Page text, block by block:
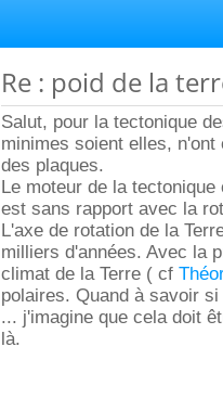
Re : poid de la
Salut, pour la tectonique
minimes soient elles,
des plaques.
Le moteur de la
est sans rapport avec la
L'axe de rotation de la
milliers d'années. Avec la
climat de la Terre ( cf
polaires. Quand à savoir
... j'imagine que cela doit
là.